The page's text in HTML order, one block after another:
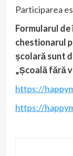
Participarea
Formularul
chestionarul
școlară sunt
„Școală fără
https://
https://